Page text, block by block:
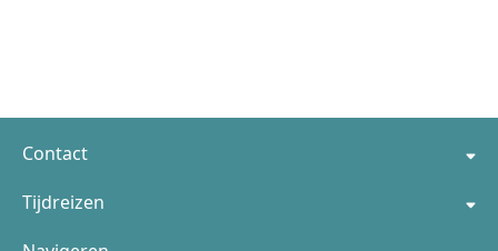
Contact
Tijdreizen